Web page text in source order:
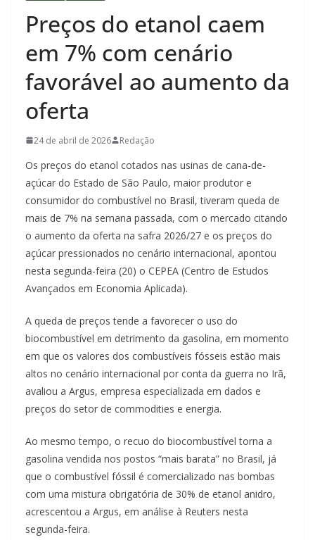
Preços do etanol caem
em 7% com cenário
favorável ao aumento da
oferta
24 de abril de 2026 Redação
Os preços do etanol cotados nas usinas de cana-de-
açúcar do Estado de São Paulo, maior produtor e
consumidor do combustível no Brasil, tiveram queda de
mais de 7% na semana passada, com o mercado citando
o aumento da oferta na safra 2026/27 e os preços do
açúcar pressionados no cenário internacional, apontou
nesta segunda-feira (20) o CEPEA (Centro de Estudos
Avançados em Economia Aplicada).
A queda de preços tende a favorecer o uso do
biocombustível em detrimento da gasolina, em momento
em que os valores dos combustíveis fósseis estão mais
altos no cenário internacional por conta da guerra no Irã,
avaliou a Argus, empresa especializada em dados e
preços do setor de commodities e energia.
Ao mesmo tempo, o recuo do biocombustível torna a
gasolina vendida nos postos “mais barata” no Brasil, já
que o combustível fóssil é comercializado nas bombas
com uma mistura obrigatória de 30% de etanol anidro,
acrescentou a Argus, em análise à Reuters nesta
segunda-feira.